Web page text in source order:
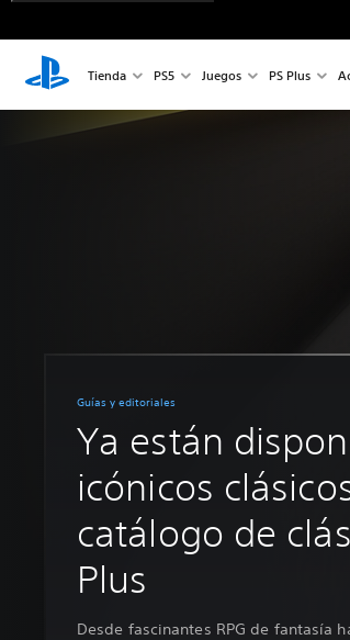
Tienda PS5 Juegos PS Plus
Guías y editoriales
Ya están
icónicos
catálogo de
Plus
Desde fascinantes RPG de fantasía